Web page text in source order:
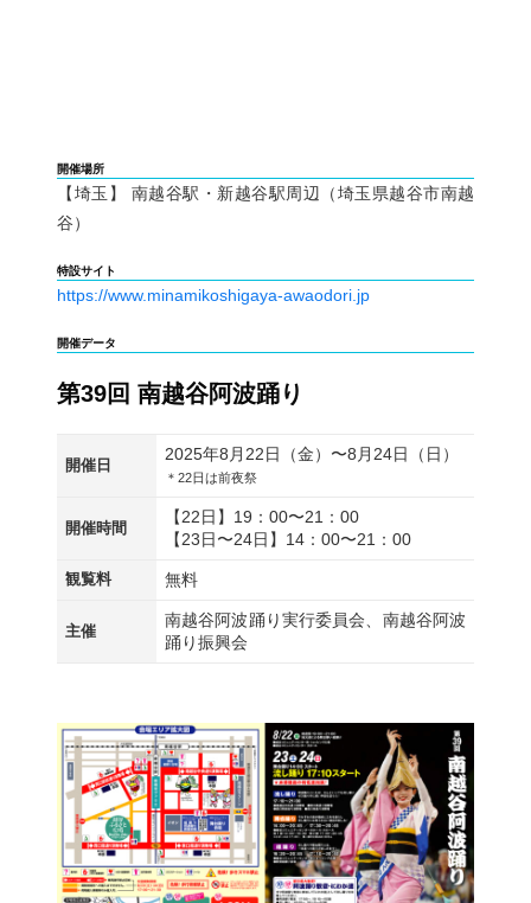
開催場所
【埼玉】 南越谷駅・新越谷駅周辺（埼玉県越谷市南越
谷）
特設サイト
https://www.minamikoshigaya-awaodori.jp
開催データ
第39回 南越谷阿波踊り
開催日
2025年8月22日（金）〜8月24日（日）
＊22日は前夜祭
開催時間
【22日】19：00〜21：00
【23日〜24日】14：00〜21：00
観覧料 無料
主催
南越谷阿波踊り実行委員会、南越谷阿波
踊り振興会